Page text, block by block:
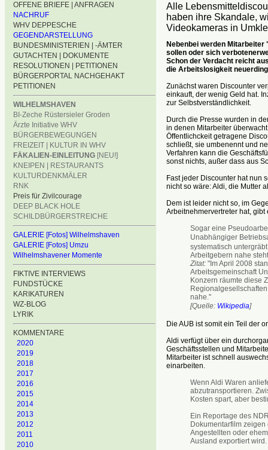
OFFENE BRIEFE | ANFRAGEN
NACHRUF
WHV DEPPESCHE
GEGENDARSTELLUNG
BUNDESMINISTERIEN | -ÄMTER
GUTACHTEN | DOKUMENTE
RESOLUTIONEN | PETITIONEN
BÜRGERPORTAL NACHGEHAKT
PETITIONEN
WILHELMSHAVEN
BI-Zeche Rüstersieler Groden
Ärzte Initiative WHV
BÜRGERBEWEGUNGEN
FREIZEIT | KULTUR IN WHV
FÄKALIEN-EINLEITUNG [NEU!]
KNEIPEN | RESTAURANTS
KULTURDENKMÄLER
RNK
Preis für Zivilcourage
DEEP BLACK HOLE
SCHILDBÜRGERSTREICHE
GALERIE [Fotos] Wilhelmshaven
GALERIE [Fotos] Umzu
Wilhelmshavener Momente
FIKTIVE INTERVIEWS
FUNDSTÜCKE
KARIKATUREN
WZ-BLOG
LYRIK
KOMMENTARE
2020
2019
2018
2017
2016
2015
2014
2013
2012
2011
2010
Alle
haben ihre Skandale,
Videokameras in
Nebenbei werden
sollen oder sich
Schon der Verdacht reicht
die Arbeitslosigkeit
Zunächst waren Discounter
einkauft, der wenig Geld hat.
zur Selbstverständlichkeit.
Durch die Presse wurden in
in denen Mitarbeiter
Öffentlichckeit getragene
schließt, sie umbenennt und
Verfahren kann die
sonst nichts, außer dass aus
Fast jeder Discounter hat nun
nicht so wäre: Aldi, die Mutter
Dem ist leider nicht so, im
Arbeitnehmervertreter hat, gibt
Sogar eine
Unabhängiger
systematisch
Arbeitgebern nahe
Zitat:"Im April 2008
Arbeitsgemeinschaft
Konzern räumte diese
nahe."
[Quelle: Wikipedia]
Die AUB ist somit ein Teil der
Aldi verfügt über ein
Geschäftsstellen und
Mitarbeiter ist schnell
einarbeiten.
Wenn Aldi Waren
abzutransportieren.
Kosten spart, aber
Ein Reportage des
Dokumentarfilm zeigen
Angestellten oder
Ausland exportiert wird.